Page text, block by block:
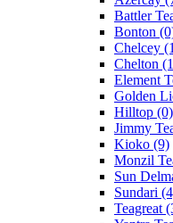
Battler
Bonton
Chelcey
Chelton
Element
Golden
Hilltop (0)
Jimmy
Kioko (9)
Monzil
Sun
Sundari
Teagreat